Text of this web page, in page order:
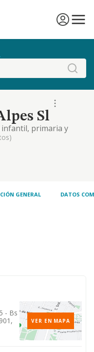
Sl
infantil, primaria y
GENERAL DATOS
- Bs
VER EN MAPA